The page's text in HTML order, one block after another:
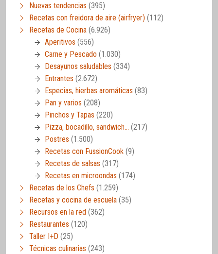
Nuevas tendencias (395)
Recetas con freidora de aire (airfryer) (112)
Recetas de Cocina (6.926)
Aperitivos (556)
Carne y Pescado (1.030)
Desayunos saludables (334)
Entrantes (2.672)
Especias, hierbas aromáticas (83)
Pan y varios (208)
Pinchos y Tapas (220)
Pizza, bocadillo, sandwich… (217)
Postres (1.500)
Recetas con FussionCook (9)
Recetas de salsas (317)
Recetas en microondas (174)
Recetas de los Chefs (1.259)
Recetas y cocina de escuela (35)
Recursos en la red (362)
Restaurantes (120)
Taller I+D (25)
Técnicas culinarias (243)